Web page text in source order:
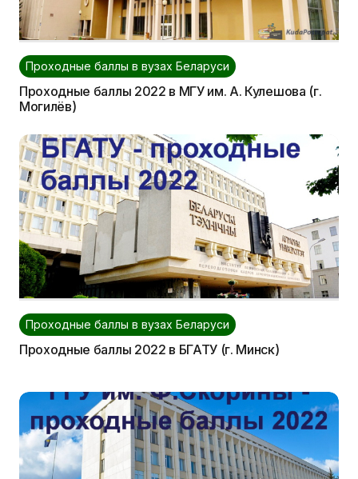
Проходные баллы в вузах Беларуси
Проходные баллы 2022 в МГУ им. А. Кулешова (г.
Могилёв)
Проходные баллы в вузах Беларуси
Проходные баллы 2022 в БГАТУ (г. Минск)